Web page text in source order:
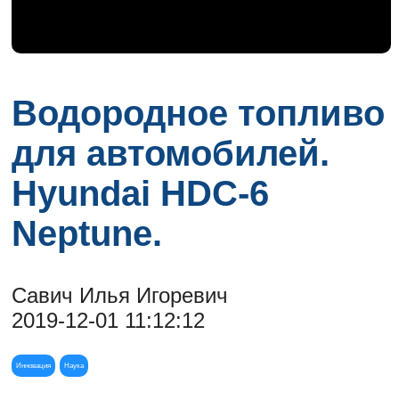
Водородное топливо
для автомобилей.
Hyundai HDC-6
Neptune.
Савич Илья Игоревич
2019-12-01 11:12:12
Инновация Наука